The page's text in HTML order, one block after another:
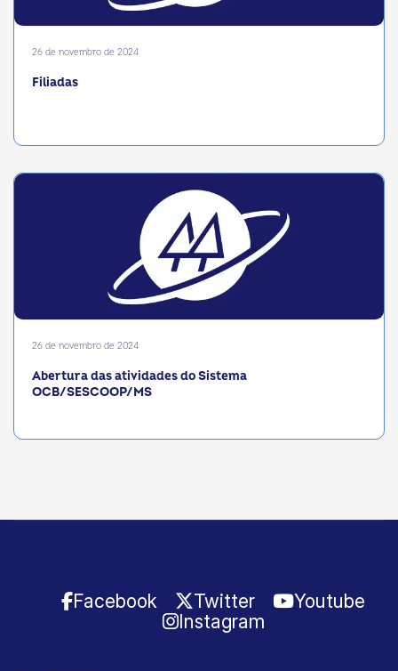
26 de novembro de 2024
Filiadas
26 de novembro de 2024
Abertura das atividades do Sistema
OCB/SESCOOP/MS
Facebook Twitter
Youtube
Instagram